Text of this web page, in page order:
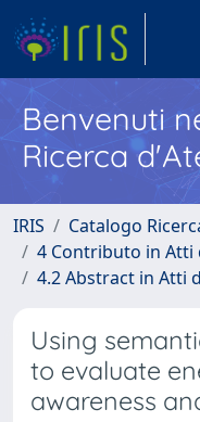
Benvenuti
Ricerca
IRIS
Catalogo
4 Contributo in Atti
4.2 Abstract in Atti
Using
to evaluate
awareness